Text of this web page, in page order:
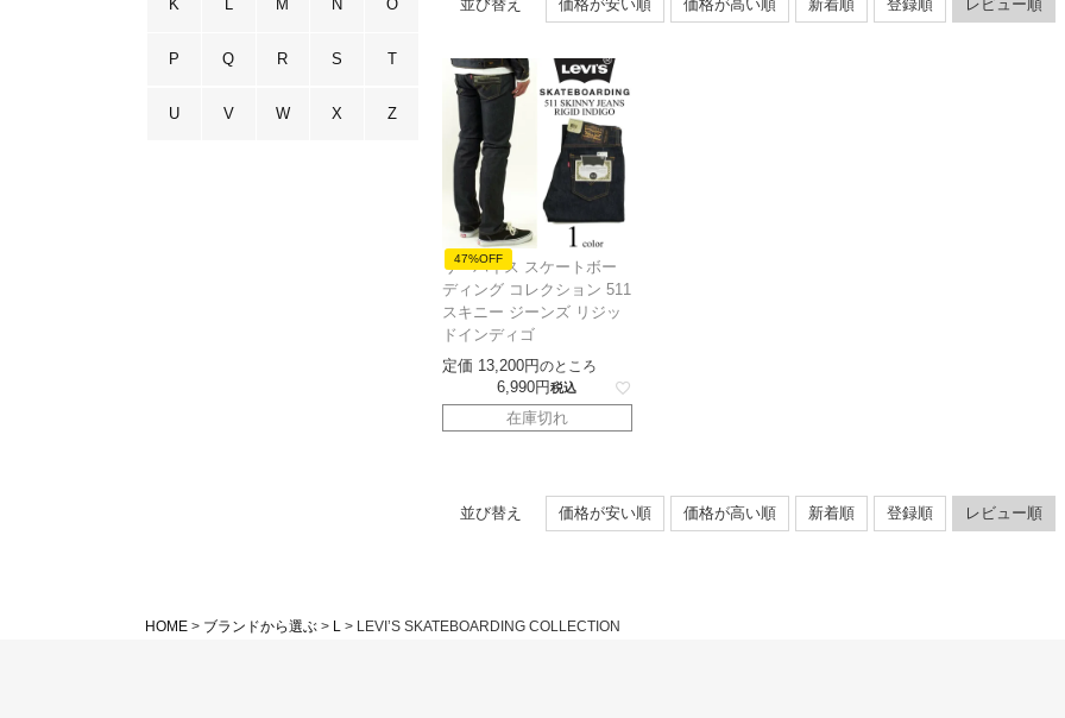
K L M N O
P Q R S T
U V W X Z
並び替え 価格が安い順 価格が高い順 新着順 登録順 レビュー順
47%OFF
リーバイス スケートボー
ディング コレクション 511
スキニー ジーンズ リジッ
ドインディゴ
定価 13,200 のところ
6,990 税込
在庫切れ
並び替え 価格が安い順 価格が高い順 新着順 登録順 レビュー順
HOME ブランドから選ぶ L LEVI’S SKATEBOARDING COLLECTION